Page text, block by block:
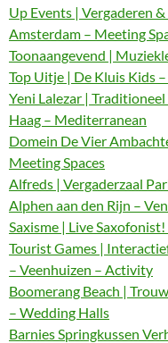
Up Events | Vergaderen
Amsterdam – Meeting
Toonaangevend |
Top Uitje | De Kluis Kids
Yeni Lalezar |
Haag – Mediterranean
Domein De Vier
Meeting Spaces
Alfreds | Vergaderzaal
Alphen aan den Rijn –
Saxisme | Live
Tourist Games |
– Veenhuizen – Activity
Boomerang Beach |
– Wedding Halls
Barnies Springkussen